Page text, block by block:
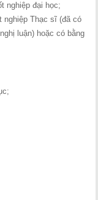
nghiệp đại học;
nghiệp Thạc sĩ (đã có
luận) hoặc có bằng